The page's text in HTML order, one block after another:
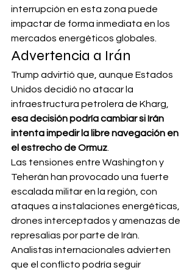
interrupción en esta zona puede
impactar de forma inmediata en los
mercados energéticos globales.
Advertencia a Irán
Trump advirtió que, aunque Estados
Unidos decidió no atacar la
infraestructura petrolera de Kharg,
esa decisión podría cambiar si Irán
intenta impedir la libre navegación en
el estrecho de Ormuz
Las tensiones entre Washington y
Teherán han provocado una fuerte
escalada militar en la región, con
ataques a instalaciones energéticas,
drones interceptados y amenazas de
represalias por parte de Irán.
Analistas internacionales advierten
que el conflicto podría seguir